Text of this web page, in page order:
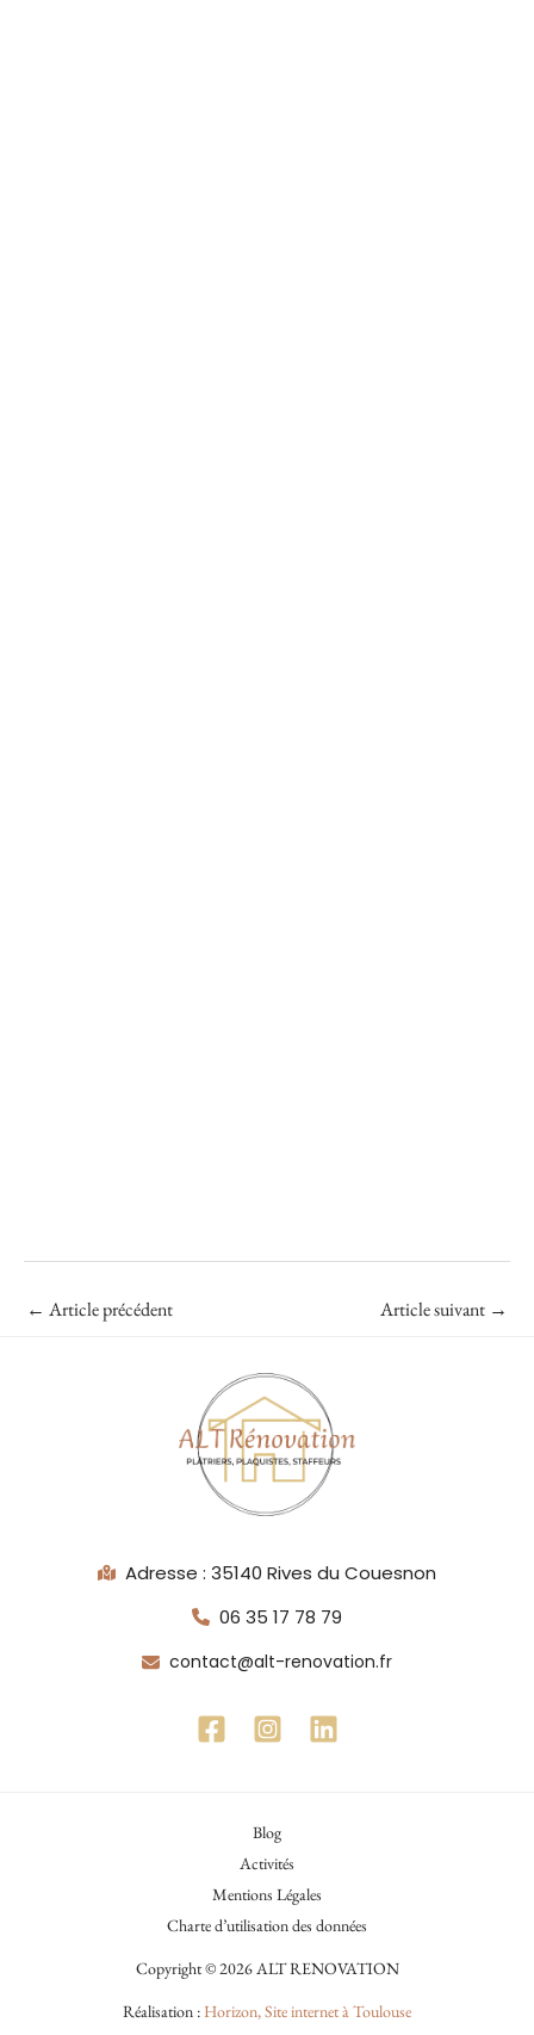
← Article précédent Article suivant →
Adresse : 35140 Rives du Couesnon
06 35 17 78 79
contact@alt-renovation.fr
Blog
Activités
Mentions Légales
Charte d’utilisation des données
Copyright © 2026 ALT RENOVATION
Réalisation : Horizon, Site internet à Toulouse